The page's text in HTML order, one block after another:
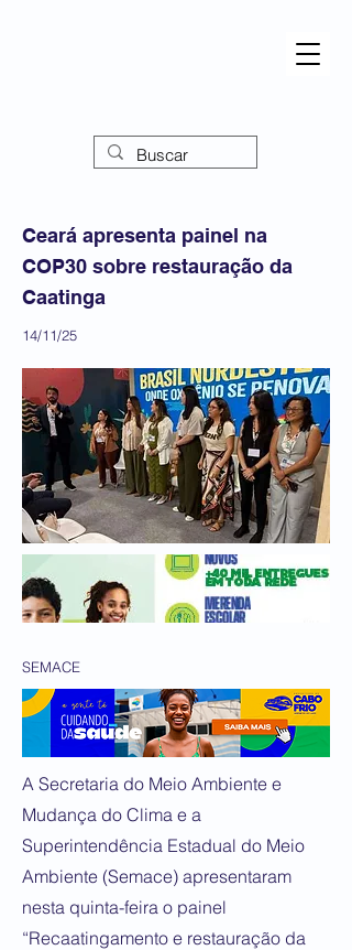
Ceará apresenta painel na
COP30 sobre restauração da
Caatinga
14/11/25
SEMACE
A Secretaria do Meio Ambiente e
Mudança do Clima e a
Superintendência Estadual do Meio
Ambiente (Semace) apresentaram
nesta quinta-feira o painel
“Recaatingamento e restauração da